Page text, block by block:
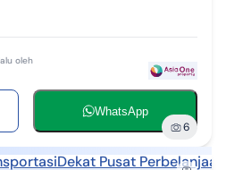
oleh
WhatsApp
6
Dekat Pusat Perbelanjaan